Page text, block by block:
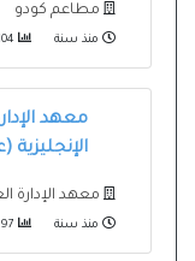
مطاعم كودو
منذ سنة
معهد
معهد الإدارة
منذ سنة